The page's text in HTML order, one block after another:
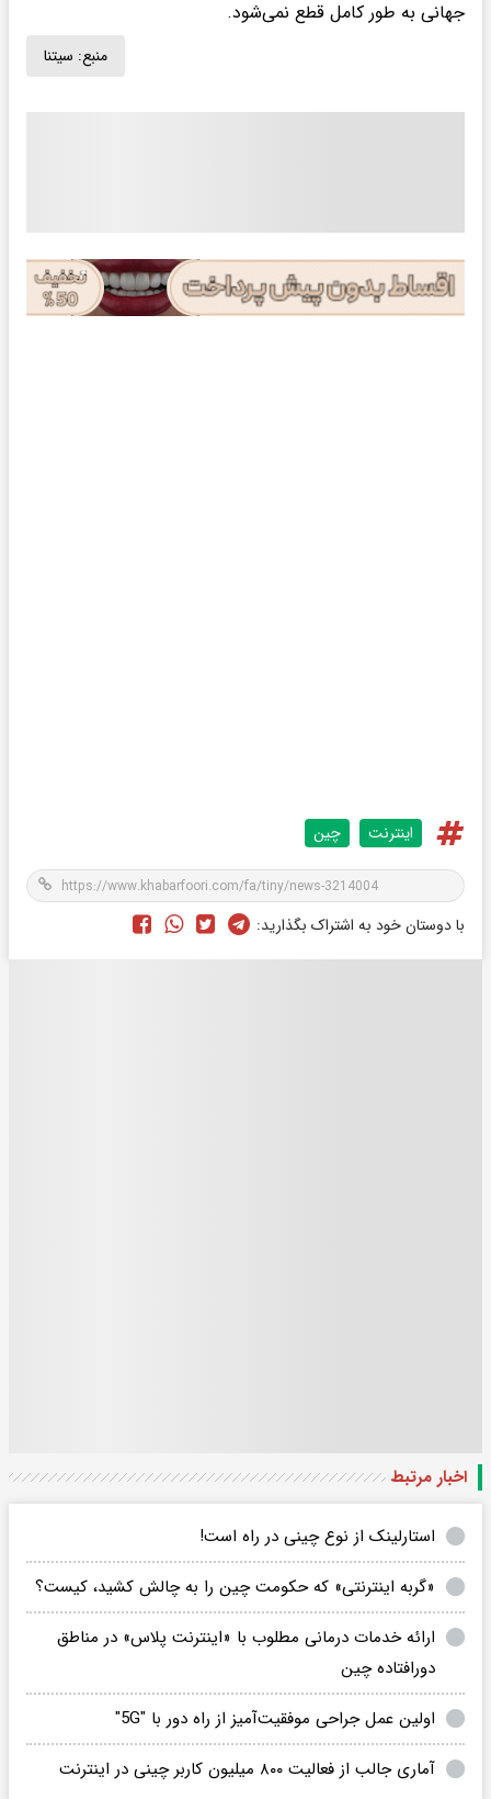
جهانی به طور کامل قطع نمی‌شود.
منبع: سیتنا
اینترنت چین
با دوستان خود به اشتراک بگذارید:
اخبار مرتبط
استارلینک از نوع چینی در راه است!
«گربه‌ اینترنتی» که حکومت چین را به چالش کشید، کیست؟
ارائه خدمات درمانی مطلوب با «اینترنت پلاس» در مناطق
دورافتاده چین
اولین عمل جراحی موفقیت‌آمیز از راه دور با "5G"
آماری جالب از فعالیت ۸۰۰ میلیون کاربر چینی در اینترنت